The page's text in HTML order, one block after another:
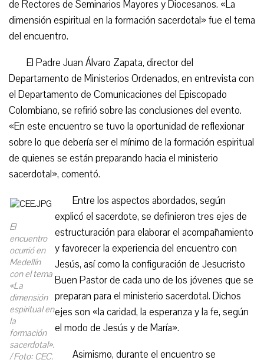
de Rectores de Seminarios Mayores y Diocesanos. «La
dimensión espiritual en la formación sacerdotal» fue el tema
del encuentro.
El Padre Juan Álvaro Zapata, director del
Departamento de Ministerios Ordenados, en entrevista con
el Departamento de Comunicaciones del Episcopado
Colombiano, se refirió sobre las conclusiones del evento.
«En este encuentro se tuvo la oportunidad de reflexionar
sobre lo que debería ser el mínimo de la formación espiritual
de quienes se están preparando hacia el ministerio
sacerdotal», comentó.
El
encuentro
ocurrió en
Medellín
con el tema
«La
dimensión
espiritual en
la
formación
sacerdotal».
/ Foto: CEC.
Entre los aspectos abordados, según
explicó el sacerdote, se definieron tres ejes de
estructuración para elaborar el acompañamiento
y favorecer la experiencia del encuentro con
Jesús, así como la configuración de Jesucristo
Buen Pastor de cada uno de los jóvenes que se
preparan para el ministerio sacerdotal. Dichos
ejes son «la caridad, la esperanza y la fe, según
el modo de Jesús y de María».
Asimismo, durante el encuentro se